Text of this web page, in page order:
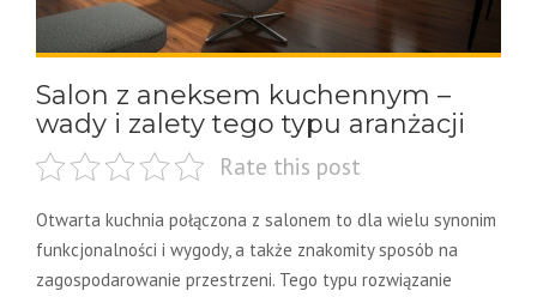
Salon z aneksem kuchennym –
wady i zalety tego typu aranżacji
Rate this post
Otwarta kuchnia połączona z salonem to dla wielu synonim
funkcjonalności i wygody, a także znakomity sposób na
zagospodarowanie przestrzeni. Tego typu rozwiązanie